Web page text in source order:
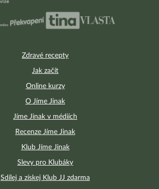
Zdravé recepty
Jak začít
Online kurzy
O Jíme Jinak
Jíme Jinak v médiích
Recenze Jíme Jinak
Klub Jíme Jinak
Slevy pro Klubáky
Sdílej a získej Klub JJ zdarma